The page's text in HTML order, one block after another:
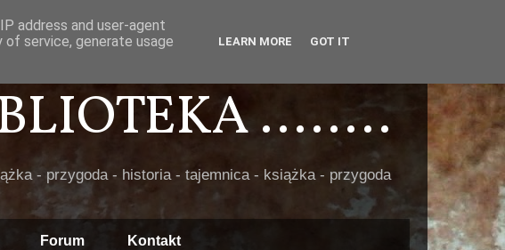
........
- przygoda - historia - tajemnica - książka - przygoda
Forum Kontakt
address and user-agent
service, generate usage
LEARN MORE GOT IT